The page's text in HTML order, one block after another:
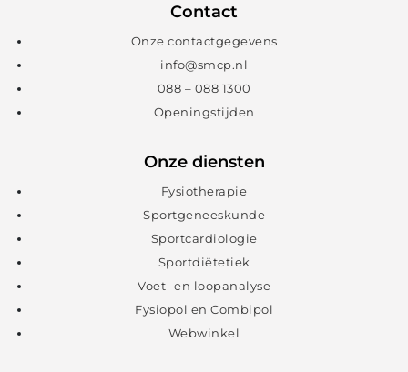
Contact
Onze contactgegevens
info@smcp.nl
088 – 088 1300
Openingstijden
Onze diensten
Fysiotherapie
Sportgeneeskunde
Sportcardiologie
Sportdiëtetiek
Voet- en loopanalyse
Fysiopol en Combipol
Webwinkel